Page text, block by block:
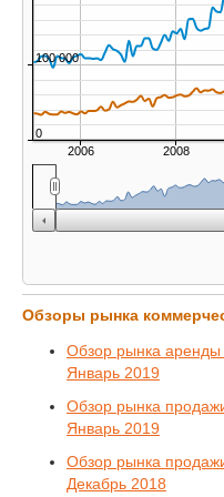
2006 2008
0
100 000
Обзоры рынка
Обзор рынка аренды
Январь 2019
Обзор рынка
Январь 2019
Обзор рынка
Декабрь 2018